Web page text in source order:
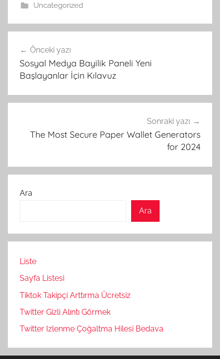
Uncategorized
gezinmesi
Önceki yazı
Sosyal Medya Bayilik Paneli Yeni
Başlayanlar İçin Kılavuz
Sonraki yazı
The Most Secure Paper Wallet Generators
for 2024
Ara
Ara
Liste
Sayfa Listesi
Tiktok Takipçi Arttırma Ücretsiz
Twitter Gizli Alıntı Görmek
Twitter Izlenme Çoğaltma Hilesi Bedava